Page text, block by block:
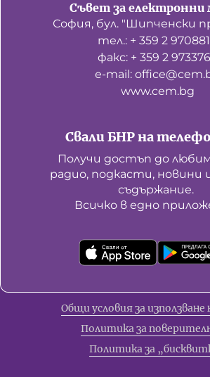
Свали БНР на
Получи достъп до
радио, подкасти, новини
съдържание.
Всичко в едно
Съвет за електронни
София, бул. "Шипченски
тел.: + 359 2
факс: + 359 2
е-mail:
www.cem.bg
Общи условия за използване
Политика за
Политика за